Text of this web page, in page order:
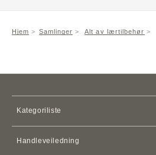
Hjem Samlinger Alt av lærtilbehør
Kategoriliste
Handleveiledning